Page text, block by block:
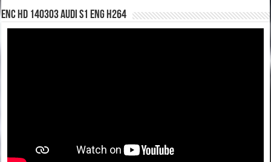
enc hd 140303 Audi S1 ENG H264